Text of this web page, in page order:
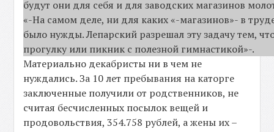
будут они для себя и для заводских магазинов
«-На самом деле, ни для каких «-магазинов»- в
было нужды. Лепарский разрешал эту задачу тем,
прогулку или пикник с полезной гимнастикой»-.
Материально декабристы ни в чем не
нуждались. За 10 лет пребывания на каторге
заключенные получили от родственников, не
считая бесчисленных посылок вещей и
продовольствия, 354.758 рублей, а жены их –